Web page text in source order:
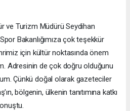
ve Turizm Müdürü Seydihan
Bakanlığımıza çok teşekkür
için kültür noktasında önem
Adresinin de çok doğru olduğunu
Çünkü doğal olarak gazeteciler
bölgenin, ülkenin tanıtımına katkı